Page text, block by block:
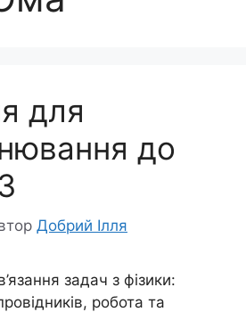
для
до
Добрий Ілля
задач з фізики:
робота та